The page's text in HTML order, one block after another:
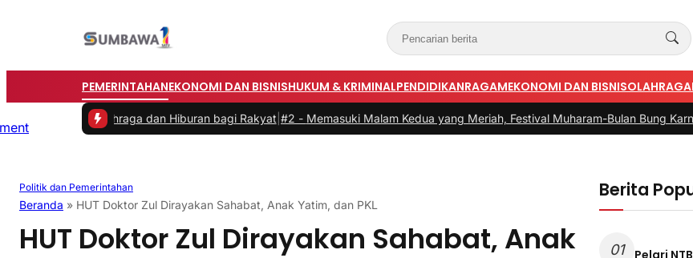
PEMERINTAHANEKONOMI DAN BISNISHUKUM & KRIMINALPENDIDIKANRAGAMEKONOMI DAN BISNISOLAHRAGA
Olahraga dan Hiburan bagi Rakyat|#2 -Memasuki Malam Kedua yang Meriah, Festival Muharam-Bulan Bung Karno di Desa
Politik dan Pemerintahan
Beranda » HUT Doktor Zul Dirayakan Sahabat, Anak Yatim, dan PKL
HUT Doktor Zul Dirayakan Sahabat, Anak
Berita
01
Pelari